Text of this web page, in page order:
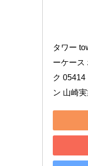
タワー
ーケース
ク 05414
ン 山崎